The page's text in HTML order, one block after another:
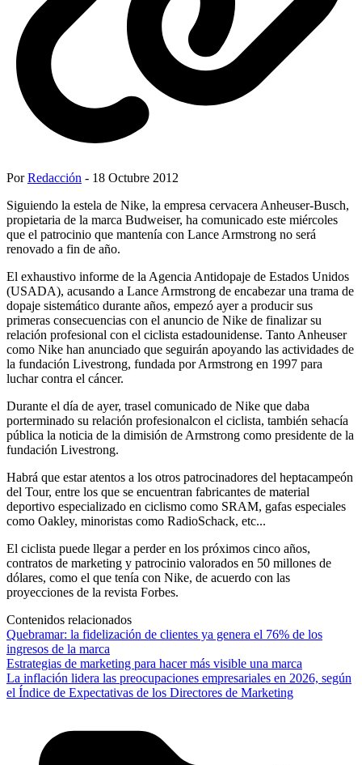
PorRedacción - 18 Octubre 2012
Siguiendo la estela de Nike, la empresa cervacera Anheuser-Busch,
propietaria de la marca Budweiser, ha comunicado este miércoles
que el patrocinio que mantenía con Lance Armstrong no será
renovado a fin de año.
El exhaustivo informe de la Agencia Antidopaje de Estados Unidos
(USADA), acusando a Lance Armstrong de encabezar una trama de
dopaje sistemático durante años, empezó ayer a producir sus
primeras consecuencias con el anuncio de Nike de finalizar su
relación profesional con el ciclista estadounidense. Tanto Anheuser
como Nike han anunciado que seguirán apoyando las actividades de
la fundación Livestrong, fundada por Armstrong en 1997 para
luchar contra el cáncer.
Durante el día de ayer, trasel comunicado de Nike que daba
porterminado su relación profesionalcon el ciclista, también sehacía
pública la noticia de la dimisión de Armstrong como presidente de la
fundación Livestrong.
Habrá que estar atentos a los otros patrocinadores del heptacampeón
del Tour, entre los que se encuentran fabricantes de material
deportivo especializado en ciclismo como SRAM, gafas especiales
como Oakley, minoristas como RadioSchack, etc...
El ciclista puede llegar a perder en los próximos cinco años,
contratos de marketing y patrocinio valorados en 50 millones de
dólares, como el que tenía con Nike, de acuerdo con las
proyecciones de la revista Forbes.
Contenidos relacionados
Quebramar: la fidelización de clientes ya genera el 76% de los
ingresos de la marca
Estrategias de marketing para hacer más visible una marca
La inflación lidera las preocupaciones empresariales en 2026, según
el Índice de Expectativas de los Directores de Marketing